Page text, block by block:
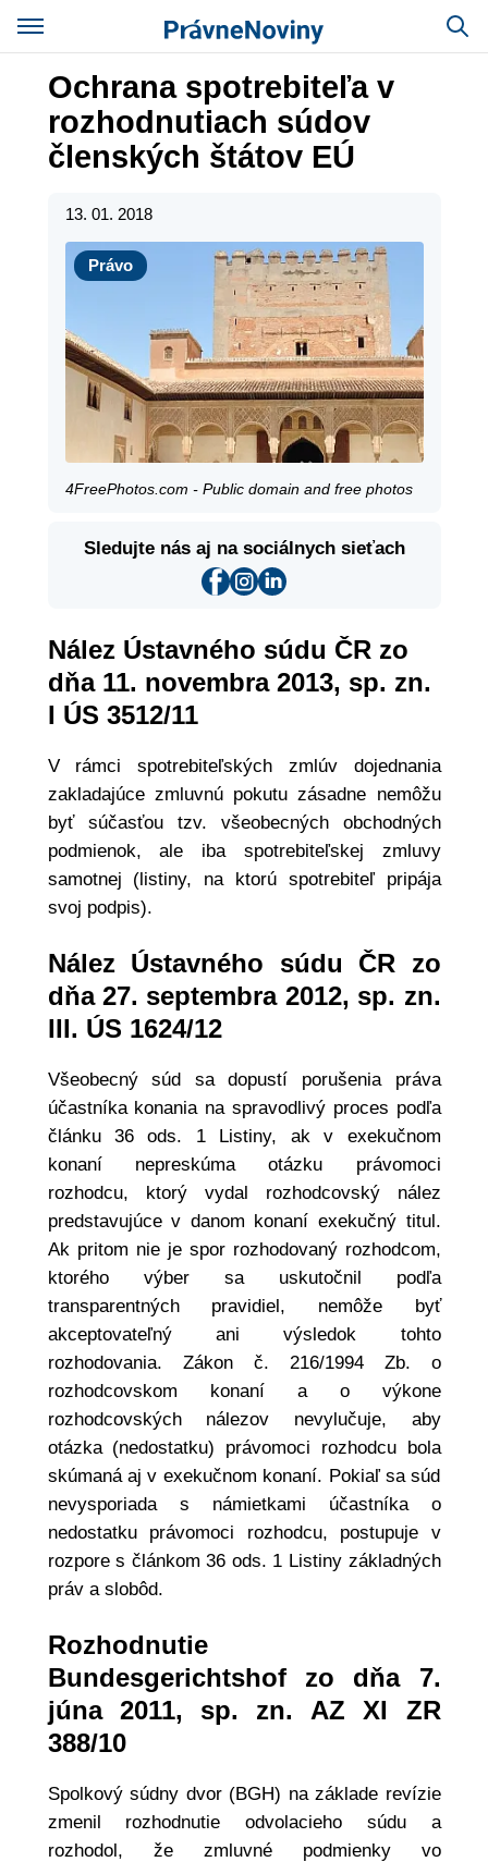
Ochrana spotrebiteľa v
rozhodnutiach súdov
členských štátov EÚ
13. 01. 2018
Právo
Právo
4FreePhotos.com - Public domain and free photos
Sledujte nás aj na sociálnych sieťach
Nález Ústavného súdu ČR zo
dňa 11. novembra 2013, sp. zn.
I ÚS 3512/11
V rámci spotrebiteľských zmlúv dojednania
zakladajúce zmluvnú pokutu zásadne nemôžu
byť súčasťou tzv. všeobecných obchodných
podmienok, ale iba spotrebiteľskej zmluvy
samotnej (listiny, na ktorú spotrebiteľ pripája
svoj podpis).
Nález Ústavného súdu ČR zo
dňa 27. septembra 2012, sp. zn.
III. ÚS 1624/12
Všeobecný súd sa dopustí porušenia práva
účastníka konania na spravodlivý proces podľa
článku 36 ods. 1 Listiny, ak v exekučnom
konaní nepreskúma otázku právomoci
rozhodcu, ktorý vydal rozhodcovský nález
predstavujúce v danom konaní exekučný titul.
Ak pritom nie je spor rozhodovaný rozhodcom,
ktorého výber sa uskutočnil podľa
transparentných pravidiel, nemôže byť
akceptovateľný ani výsledok tohto
rozhodovania. Zákon č. 216/1994 Zb. o
rozhodcovskom konaní a o výkone
rozhodcovských nálezov nevylučuje, aby
otázka (nedostatku) právomoci rozhodcu bola
skúmaná aj v exekučnom konaní. Pokiaľ sa súd
nevysporiada s námietkami účastníka o
nedostatku právomoci rozhodcu, postupuje v
rozpore s článkom 36 ods. 1 Listiny základných
práv a slobôd.
Rozhodnutie
Bundesgerichtshof zo dňa 7.
júna 2011, sp. zn. AZ XI ZR
388/10
Spolkový súdny dvor (BGH) na základe revízie
zmenil rozhodnutie odvolacieho súdu a
rozhodol, že zmluvné podmienky vo